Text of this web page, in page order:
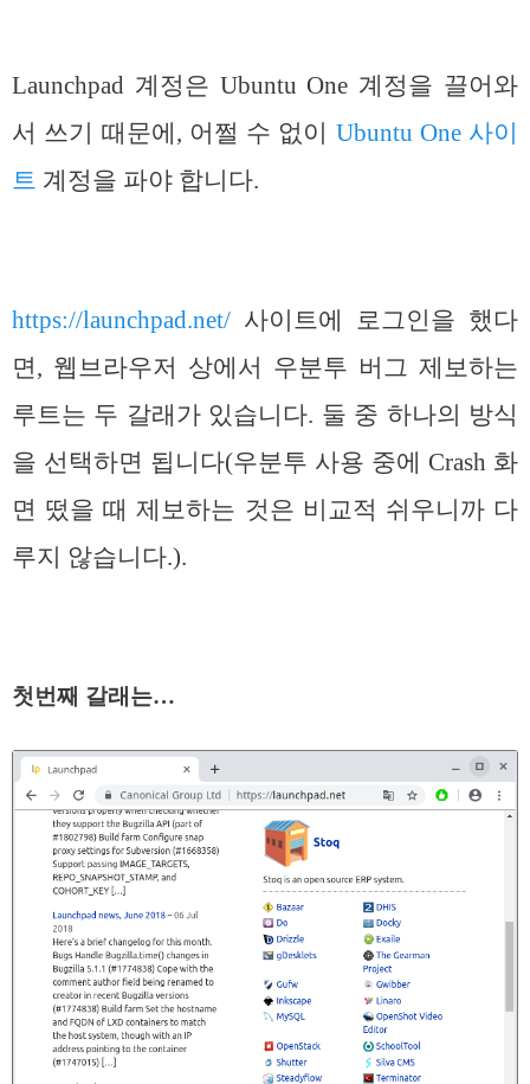
Launchpad 계정은 Ubuntu One 계정을 끌어와
서 쓰기 때문에, 어쩔 수 없이 Ubuntu One 사이
트 계정을 파야 합니다.
https://launchpad.net/ 사이트에 로그인을 했다
면, 웹브라우저 상에서 우분투 버그 제보하는
루트는 두 갈래가 있습니다. 둘 중 하나의 방식
을 선택하면 됩니다(우분투 사용 중에 Crash 화
면 떴을 때 제보하는 것은 비교적 쉬우니까 다
루지 않습니다.).
첫번째 갈래는…